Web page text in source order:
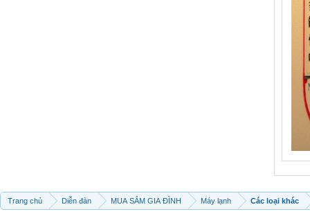
Trang chủ Diễn đàn MUA SẮM GIA ĐÌNH Máy lạnh Các loại khác